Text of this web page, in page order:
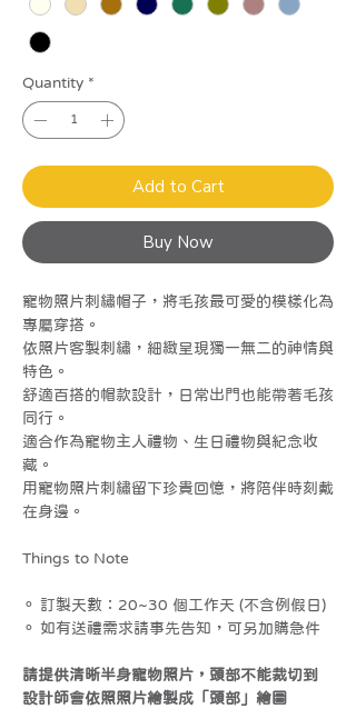
Quantity *
Add to Cart
Buy Now
寵物照片刺繡帽子，將毛孩最可愛的模樣化為
專屬穿搭。
依照片客製刺繡，細緻呈現獨一無二的神情與
特色。
舒適百搭的帽款設計，日常出門也能帶著毛孩
同行。
適合作為寵物主人禮物、生日禮物與紀念收
藏。
用寵物照片刺繡留下珍貴回憶，將陪伴時刻戴
在身邊。
Things to Note
⚬ 訂製天數：20~30 個工作天 (不含例假日)
⚬ 如有送禮需求請事先告知，可另加購急件
請提供清晰半身寵物照片，頭部不能裁切到
設計師會依照照片繪製成「頭部」繪圖